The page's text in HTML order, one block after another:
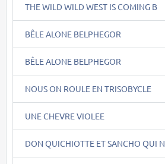
THE WILD WILD WEST IS COMING B
BÊLE ALONE BELPHEGOR
BÊLE ALONE BELPHEGOR
NOUS ON ROULE EN TRISOBYCLE
UNE CHEVRE VIOLEE
DON QUICHIOTTE ET SANCHO QUI N